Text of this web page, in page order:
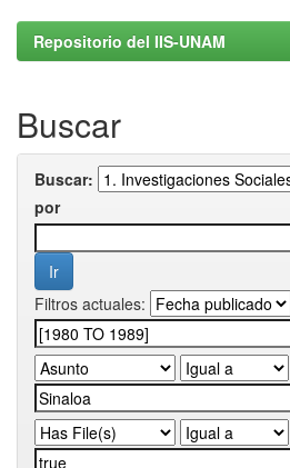
Repositorio del IIS-UNAM
Buscar
Buscar:
por
Filtros actuales: